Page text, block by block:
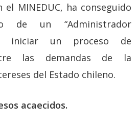
el MINEDUC, ha conseguido
de un “Administrador
iniciar un proceso de
las demandas de la
del Estado chileno.
acaecidos.